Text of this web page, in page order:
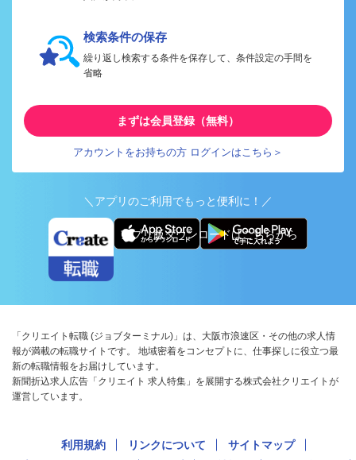
検索条件の保存
繰り返し検索する条件を保存して、条件設定の手間を
省略
まずは会員登録（無料）
アカウントをお持ちの方 ログインはこちら＞
＼アプリのご利用でもっと便利に！／
アプリ版ダウンロードはこちらから
「クリエイト転職 (ジョブターミナル)」は、大阪市浪速区・その他の求人情
報が満載の転職サイトです。 地域密着をコンセプトに、仕事探しに役立つ最
新の転職情報をお届けしています。
新聞折込求人広告「クリエイト 求人特集」を展開する株式会社クリエイトが
運営しています。
利用規約 リンクについて
サイトマップ